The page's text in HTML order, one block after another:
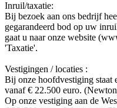
Inruil/taxatie:
Bij bezoek aan ons bedrijf
gegarandeerd bod op uw
gaat u naar onze website
'Taxatie'.
Vestigingen / locaties :
Bij onze hoofdvestiging staat
vanaf € 22.500 euro.
Op onze vestiging aan de